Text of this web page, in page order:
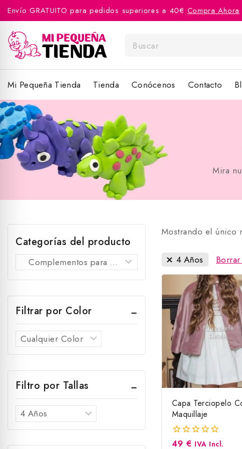
Envío GRATUITO para pedidos superiores a 40€ Compra Ahora
Mi Pequeña Tienda Tienda Conócenos Contacto
Mira
Mostrando el único
4 Años
Capa Terciopelo
Maquillaje
0
49 € IVA Incl.
Categorías del producto
Filtrar por Color
Filtro por Tallas